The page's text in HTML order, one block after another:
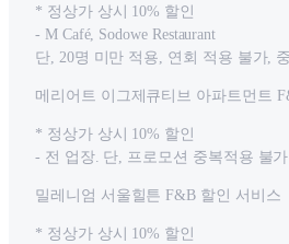
* 정상가 상시 10% 할인
- M Café, Sodowe Restaurant
단, 20명 미만 적용, 연회 적용 불가,
메리어트 이그제큐티브 아파트먼트
* 정상가 상시 10% 할인
- 전 업장. 단, 프로모션 중복적용 불가
밀레니엄 서울힐튼 F&B 할인 서비스
* 정상가 상시 10% 할인